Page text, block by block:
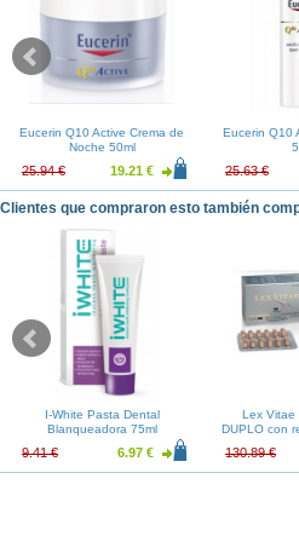
Eucerin Q10 Active Crema de
Noche 50ml
25.94 € 19.21 €
Eucerin Q10
25.63 €
Clientes que compraron esto también
I-White Pasta Dental
Blanqueadora 75ml
9.41 € 6.97 €
Lex Vitae
DUPLO con
130.89 €